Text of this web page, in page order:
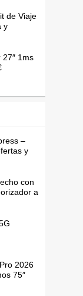
de Viaje
y
1ms
–
y
con
a
2026
75″